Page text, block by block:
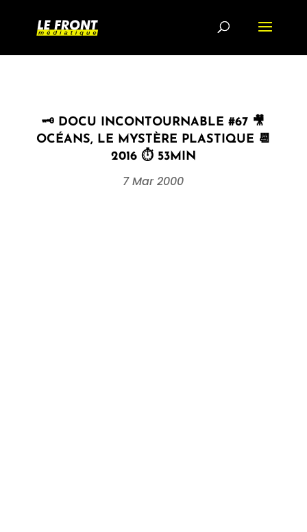
🗝 DOCU INCONTOURNABLE #67 🎥
OCÉANS, LE MYSTÈRE PLASTIQUE 📆
2016 ⏱ 53MIN
7 Mar 2000